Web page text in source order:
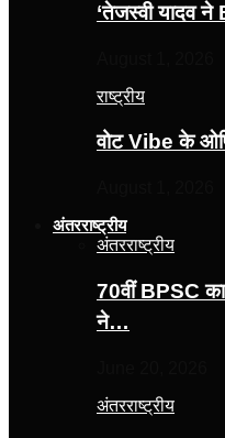
‘तेजस्‍वी यादव
राष्ट्रीय
वोट Vibe के
अंतरराष्ट्रीय
अंतरराष्ट्रीय
70वीं BPSC का
ने…
अंतरराष्ट्रीय